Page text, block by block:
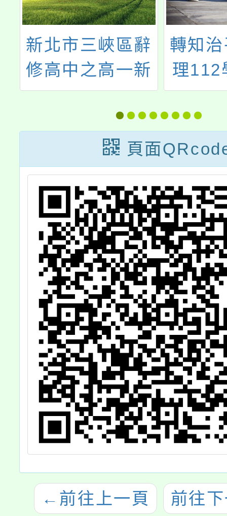
新北市三峽區辭
修高中之高一新
生校園參訪資訊
轉知
理112
質化計
三區
元學
校分
及設
頁面
← 前往上一頁 前往